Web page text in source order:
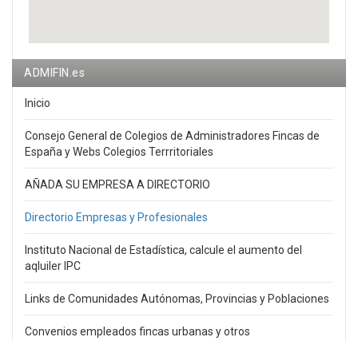
ADMIFIN.es
Inicio
Consejo General de Colegios de Administradores Fincas de
España y Webs Colegios Terrritoriales
AÑADA SU EMPRESA A DIRECTORIO
Directorio Empresas y Profesionales
Instituto Nacional de Estadística, calcule el aumento del
aqluiler IPC
Links de Comunidades Autónomas, Provincias y Poblaciones
Convenios empleados fincas urbanas y otros